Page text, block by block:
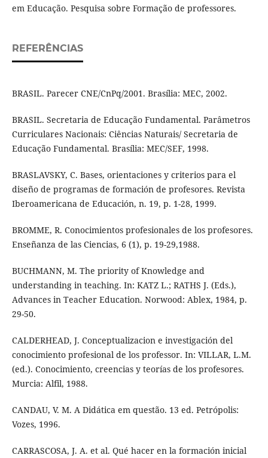
em Educação. Pesquisa sobre Formação de professores.
REFERÊNCIAS
BRASIL. Parecer CNE/CnPq/2001. Brasília: MEC, 2002.
BRASIL. Secretaria de Educação Fundamental. Parâmetros
Curriculares Nacionais: Ciências Naturais/ Secretaria de
Educação Fundamental. Brasília: MEC/SEF, 1998.
BRASLAVSKY, C. Bases, orientaciones y criterios para el
diseño de programas de formación de profesores. Revista
Iberoamericana de Educación, n. 19, p. 1-28, 1999.
BROMME, R. Conocimientos profesionales de los profesores.
Enseñanza de las Ciencias, 6 (1), p. 19-29,1988.
BUCHMANN, M. The priority of Knowledge and
understanding in teaching. In: KATZ L.; RATHS J. (Eds.),
Advances in Teacher Education. Norwood: Ablex, 1984, p.
29-50.
CALDERHEAD, J. Conceptualizacion e investigación del
conocimiento profesional de los professor. In: VILLAR, L.M.
(ed.). Conocimiento, creencias y teorías de los profesores.
Murcia: Alfil, 1988.
CANDAU, V. M. A Didática em questão. 13 ed. Petrópolis:
Vozes, 1996.
CARRASCOSA, J. A. et al. Qué hacer en la formación inicial